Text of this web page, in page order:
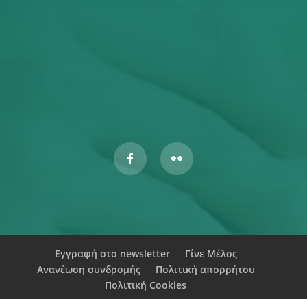
Εγγραφή στο newsletter
Γίνε Μέλος
Ανανέωση συνδρομής
Πολιτική απορρήτου
Πολιτική Cookies